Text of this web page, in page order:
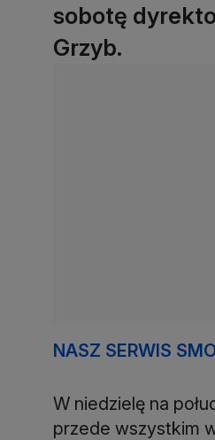
sobotę
Grzyb.
NASZ SERWIS
W niedzielę na
przede wszystkim